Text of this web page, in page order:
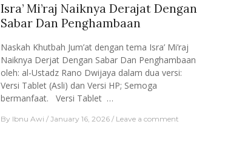
Isra’ Mi’raj Naiknya Derajat Dengan
Sabar Dan Penghambaan
Naskah Khutbah Jum’at dengan tema Isra’ Mi’raj
Naiknya Derjat Dengan Sabar Dan Penghambaan
oleh: al-Ustadz Rano Dwijaya dalam dua versi:
Versi Tablet (Asli) dan Versi HP; Semoga
bermanfaat. Versi Tablet …
By Ibnu Awi January 16, 2026 Leave a comment